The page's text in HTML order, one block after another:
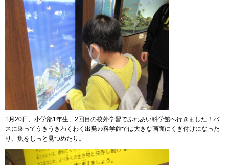
1月20日、小学部1年生、2回目の校外学習でふれあい科学館へ行きました！バ
スに乗ってうきうきわくわく出発♪♪科学館では大きな画面にくぎ付けになった
り、魚をじっと見つめたり。